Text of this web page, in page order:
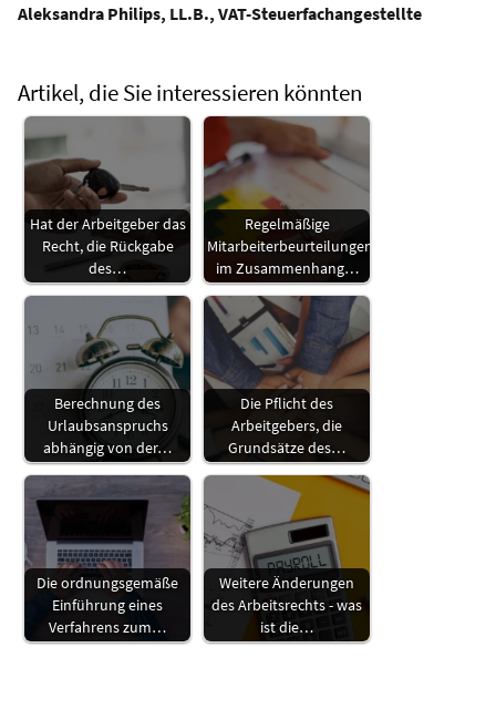
Aleksandra Philips, LL.B., VAT-Steuerfachangestellte
Artikel, die Sie interessieren könnten
Hat der Arbeitgeber das
Recht, die Rückgabe
des…
Regelmäßige
Mitarbeiterbeurteilungen
im Zusammenhang…
Berechnung des
Urlaubsanspruchs
abhängig von der…
Die Pflicht des
Arbeitgebers, die
Grundsätze des…
Die ordnungsgemäße
Einführung eines
Verfahrens zum…
Weitere Änderungen
des Arbeitsrechts - was
ist die…